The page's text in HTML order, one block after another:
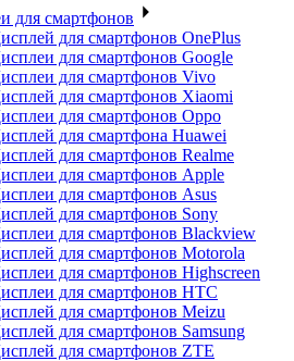
для смартфонов
для смартфонов OnePlus
для смартфонов Google
для смартфонов Vivo
для смартфонов Xiaomi
для смартфонов Oppo
для смартфона Huawei
для смартфонов Realme
для смартфонов Apple
для смартфонов Asus
для смартфонов Sony
для смартфонов Blackview
для смартфонов Motorola
для смартфонов Highscreen
для смартфонов HTC
для смартфонов Meizu
для смартфонов Samsung
для смартфонов ZTE